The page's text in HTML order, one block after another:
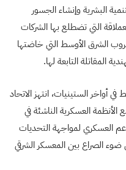
البشرية وإنشاء الجسور
التي تضطلع بها الشركات
الشرق الأوسط التي خاضتها
المقاتلة التابعة لها.
أواخر الستينيات، انتهز الاتحاد
العسكرية الناشئة في
العسكري لمواجهة التحديات
الصراع بين المعسكر الشرقي